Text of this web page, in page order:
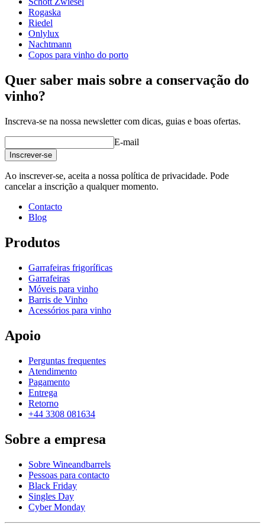
Rogaska
Riedel
Onlylux
Nachtmann
Copos para vinho do porto
Quer saber mais sobre a conservação do
vinho?
Inscreva-se na nossa newsletter com dicas, guias e boas ofertas.
E-mail
Inscrever-se
Ao inscrever-se, aceita a nossa política de privacidade. Pode
cancelar a inscrição a qualquer momento.
Contacto
Blog
Produtos
Garrafeiras frigoríficas
Garrafeiras
Móveis para vinho
Barris de Vinho
Acessórios para vinho
Apoio
Perguntas frequentes
Atendimento
Pagamento
Entrega
Retorno
+44 3308 081634
Sobre a empresa
Sobre Wineandbarrels
Pessoas para contacto
Black Friday
Singles Day
Cyber Monday